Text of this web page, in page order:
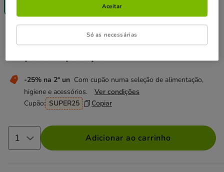
Não perca esta promoção
-25% na 2ª un Com cupão numa seleção de alimentação,
higiene e acessórios.
Ver condições
Cupão: SUPER25 Copiar
Adicionar ao carrinho
Só as necessárias
Aceitar